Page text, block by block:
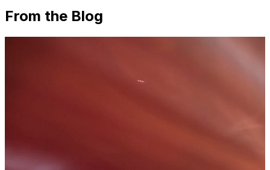
From the Blog